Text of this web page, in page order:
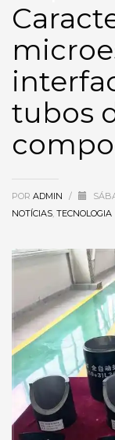
tubos
POR ADMIN /
NOTÍCIAS, TECNOLOGIA